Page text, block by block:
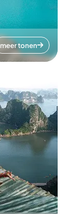
meer tonen